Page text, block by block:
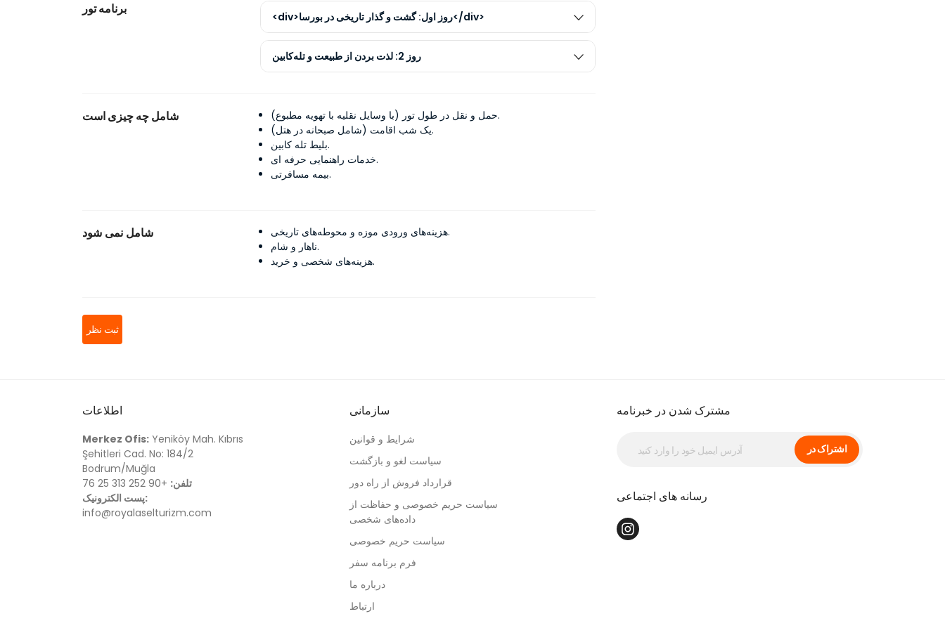
برنامه تور <div>روز اول: گشت و گذار تاریخی در بورسا</div>
روز 2: لذت بردن از طبیعت و تله‌کابین
شامل چه چیزی است
حمل و نقل در طول تور (با وسایل نقلیه با تهویه مطبوع).
یک شب اقامت (شامل صبحانه در هتل).
بلیط تله کابین.
خدمات راهنمایی حرفه ای.
بیمه مسافرتی.
شامل نمی شود
هزینه‌های ورودی موزه و محوطه‌های تاریخی.
ناهار و شام.
هزینه‌های شخصی و خرید.
ثبت نظر
اطلاعات
Merkez Ofis: Yeniköy Mah. Kıbrıs
Şehitleri Cad. No: 184/2
Bodrum/Muğla
تلفن: +90 252 313 25 76
پست الکترونیک:
info@royalaselturizm.com
سازمانی
شرایط و قوانین
سیاست لغو و بازگشت
قرارداد فروش از راه دور
سیاست حریم خصوصی و حفاظت از
داده‌های شخصی
سیاست حریم خصوصی
فرم برنامه سفر
درباره ما
ارتباط
مشترک شدن در خبرنامه
اشتراک در
رسانه های اجتماعی